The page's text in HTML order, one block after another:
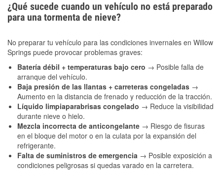
¿Qué sucede cuando un vehículo no está preparado
para una tormenta de nieve?
No preparar tu vehículo para las condiciones invernales en Willow
Springs puede provocar problemas graves:
Batería débil + temperaturas bajo cero → Posible falla de
arranque del vehículo.
Baja presión de las llantas + carreteras congeladas →
Aumento en la distancia de frenado y reducción de la tracción.
Líquido limpiaparabrisas congelado → Reduce la visibilidad
durante nieve o hielo.
Mezcla incorrecta de anticongelante → Riesgo de fisuras
en el bloque del motor o en la culata por la expansión del
refrigerante.
Falta de suministros de emergencia → Posible exposición a
condiciones peligrosas si quedas varado en la carretera.